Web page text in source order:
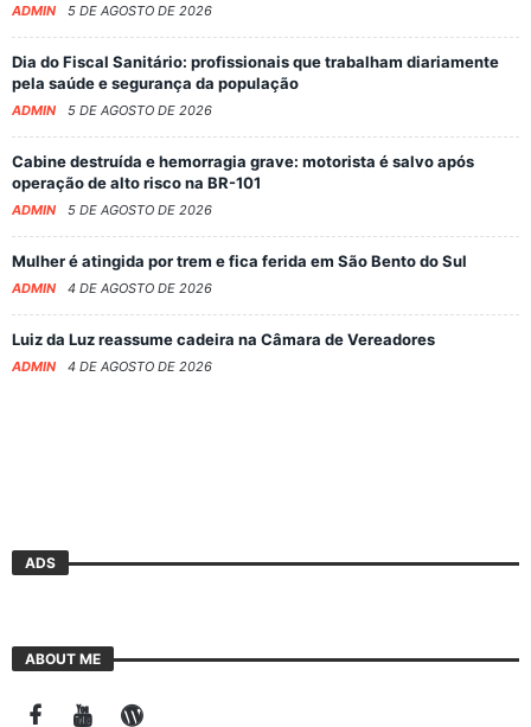
ADMIN 5 DE AGOSTO DE 2026
Dia do Fiscal Sanitário: profissionais que trabalham diariamente
pela saúde e segurança da população
ADMIN 5 DE AGOSTO DE 2026
Cabine destruída e hemorragia grave: motorista é salvo após
operação de alto risco na BR-101
ADMIN 5 DE AGOSTO DE 2026
Mulher é atingida por trem e fica ferida em São Bento do Sul
ADMIN 4 DE AGOSTO DE 2026
Luiz da Luz reassume cadeira na Câmara de Vereadores
ADMIN 4 DE AGOSTO DE 2026
ADS
ABOUT ME